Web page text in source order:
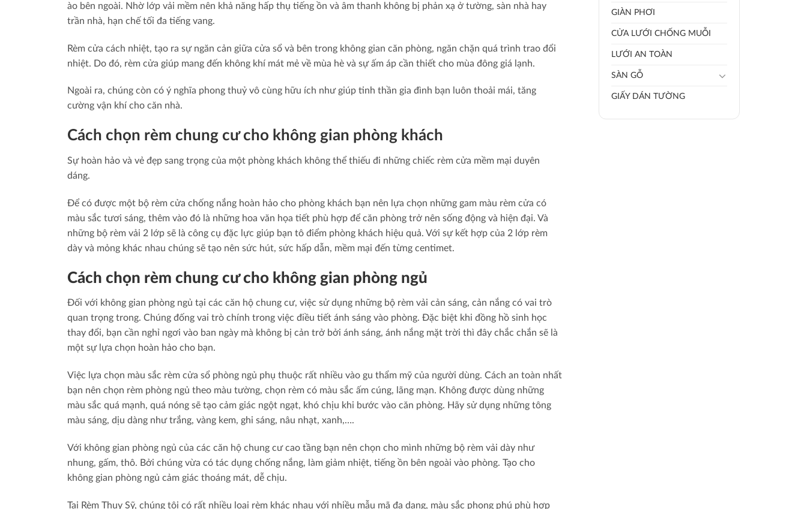
GIÀN PHƠI
CỬA LƯỚI CHỐNG MUỖI
LƯỚI AN TOÀN
SÀN GỖ
GIẤY DÁN TƯỜNG
ào bên ngoài. Nhờ lớp vải mềm nên khả năng hấp thụ tiếng ồn và âm thanh không bị phản xạ ở tường, sàn nhà hay
trần nhà, hạn chế tối đa tiếng vang.
Rèm cửa cách nhiệt, tạo ra sự ngăn cản giữa cửa sổ và bên trong không gian căn phòng, ngăn chặn quá trình trao đổi
nhiệt. Do đó, rèm cửa giúp mang đến không khí mát mẻ về mùa hè và sự ấm áp cần thiết cho mùa đông giá lạnh.
Ngoài ra, chúng còn có ý nghĩa phong thuỷ vô cùng hữu ích như giúp tinh thần gia đình bạn luôn thoải mái, tăng
cường vận khí cho căn nhà.
Cách chọn rèm chung cư cho không gian phòng khách
Sự hoàn hảo và vẻ đẹp sang trọng của một phòng khách không thể thiếu đi những chiếc rèm cửa mềm mại duyên
dáng.
Để có được một bộ rèm cửa chống nắng hoàn hảo cho phòng khách bạn nên lựa chọn những gam màu rèm cửa có
màu sắc tươi sáng, thêm vào đó là những hoa văn họa tiết phù hợp để căn phòng trở nên sống động và hiện đại. Và
những bộ rèm vải 2 lớp sẽ là công cụ đặc lực giúp bạn tô điểm phòng khách hiệu quả. Với sự kết hợp của 2 lớp rèm
dày và mỏng khác nhau chúng sẽ tạo nên sức hút, sức hấp dẫn, mềm mại đến từng centimet.
Cách chọn rèm chung cư cho không gian phòng ngủ
Đối với không gian phòng ngủ tại các căn hộ chung cư, việc sử dụng những bộ rèm vải cản sáng, cản nắng có vai trò
quan trọng trong. Chúng đống vai trò chính trong việc điều tiết ánh sáng vào phòng. Đặc biệt khi đồng hồ sinh học
thay đổi, bạn cần nghỉ ngơi vào ban ngày mà không bị cản trở bởi ánh sáng, ánh nắng mặt trời thì đây chắc chắn sẽ là
một sự lựa chọn hoàn hảo cho bạn.
Việc lựa chọn màu sắc rèm cửa sổ phòng ngủ phụ thuộc rất nhiều vào gu thẩm mỹ của người dùng. Cách an toàn nhất
bạn nên chọn rèm phòng ngủ theo màu tường, chọn rèm có màu sắc ấm cúng, lãng mạn. Không được dùng những
màu sắc quá mạnh, quá nóng sẽ tạo cảm giác ngột ngạt, khó chịu khi bước vào căn phòng. Hãy sử dụng những tông
màu sáng, dịu dàng như trắng, vàng kem, ghi sáng, nâu nhạt, xanh,….
Với không gian phòng ngủ của các căn hộ chung cư cao tầng bạn nên chọn cho mình những bộ rèm vải dày như
nhung, gấm, thô. Bởi chúng vừa có tác dụng chống nắng, làm giảm nhiệt, tiếng ồn bên ngoài vào phòng. Tạo cho
không gian phòng ngủ cảm giác thoáng mát, dễ chịu.
Tại Rèm Thụy Sỹ, chúng tôi có rất nhiều loại rèm khác nhau với nhiều mẫu mã đa dạng, màu sắc phong phú phù hợp